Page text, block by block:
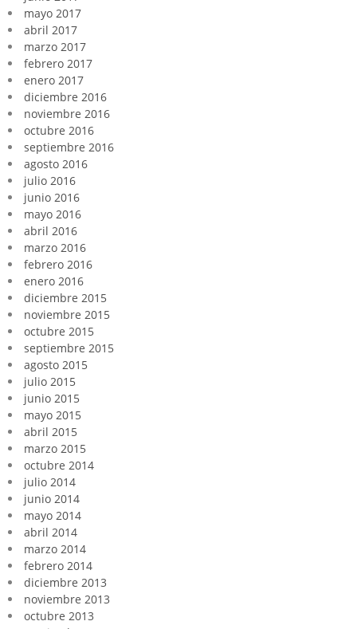
mayo 2017
abril 2017
marzo 2017
febrero 2017
enero 2017
diciembre 2016
noviembre 2016
octubre 2016
septiembre 2016
agosto 2016
julio 2016
junio 2016
mayo 2016
abril 2016
marzo 2016
febrero 2016
enero 2016
diciembre 2015
noviembre 2015
octubre 2015
septiembre 2015
agosto 2015
julio 2015
junio 2015
mayo 2015
abril 2015
marzo 2015
octubre 2014
julio 2014
junio 2014
mayo 2014
abril 2014
marzo 2014
febrero 2014
diciembre 2013
noviembre 2013
octubre 2013